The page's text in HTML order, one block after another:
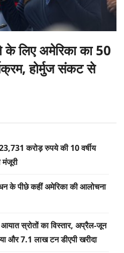
के लिए अमेरिका का 50
होर्मुज संकट से
करोड़ रुपये की 10 वर्षीय
के पीछे कहीं अमेरिका की आलोचना
आयात स्रोतों का विस्तार, अप्रैल-जून
और 7.1 लाख टन डीएपी खरीदा